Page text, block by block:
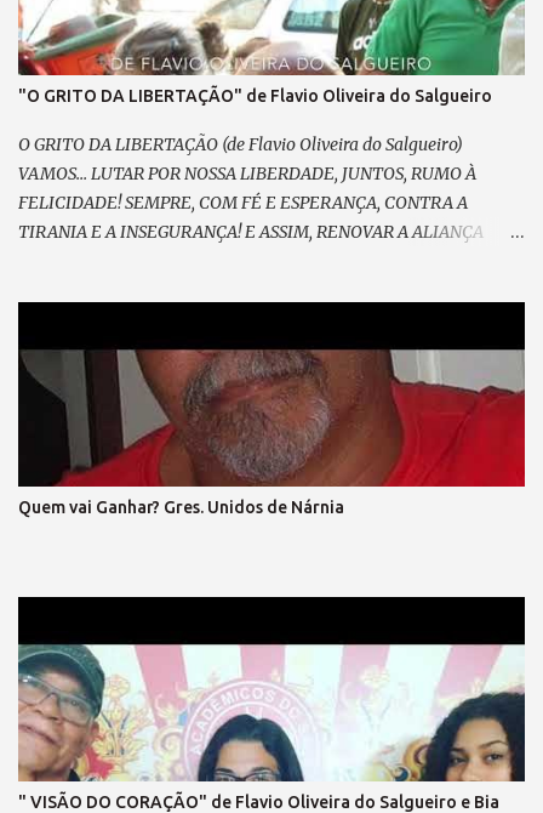
"O GRITO DA LIBERTAÇÃO" de Flavio Oliveira do Salgueiro
O GRITO DA LIBERTAÇÃO (de Flavio Oliveira do Salgueiro)
VAMOS... LUTAR POR NOSSA LIBERDADE, JUNTOS, RUMO À
FELICIDADE! SEMPRE, COM FÉ E ESPERANÇA, CONTRA A
TIRANIA E A INSEGURANÇA! E ASSIM, RENOVAR A ALIANÇA
BRILHAR! (refrão 1) DE MÃOS DADAS, DE CORAÇÃO, O GRITO DA
LIBERTAÇÃO ! E ENTÃO, VAMOS VOLTAR A SORRIR, SEM MEDO...
DO QUE HÁ DE VIR. LIBERTAR... A EXPRESSÃO E A
DEMOCRACIA, SEM FARSA, SEM IDEOLOGIA! SENTIR, SEM
ARDIL O DIREITO, O FIM DA VINGANÇA, E DO PRECONCEITO! A
LEI MAIOR TRIUNFAR O PAIS EM HARMONIA, VIVER, DE TODO,
A CIDADANIA VEM PRA RUA, VEM LUTAR, NOSSA VOZ VAI
Quem vai Ganhar? Gres. Unidos de Nárnia
" VISÃO DO CORAÇÃO" de Flavio Oliveira do Salgueiro e Bia